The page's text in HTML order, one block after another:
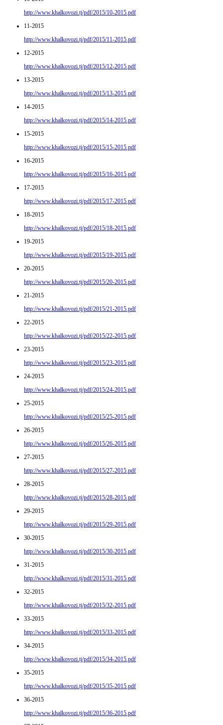
http://www.khalkovozi.tj/pdf/2015/10-2015.pdf
11-2015
http://www.khalkovozi.tj/pdf/2015/11-2015.pdf
12-2015
http://www.khalkovozi.tj/pdf/2015/12-2015.pdf
13-2015
http://www.khalkovozi.tj/pdf/2015/13-2015.pdf
14-2015
http://www.khalkovozi.tj/pdf/2015/14-2015.pdf
15-2015
http://www.khalkovozi.tj/pdf/2015/15-2015.pdf
16-2015
http://www.khalkovozi.tj/pdf/2015/16-2015.pdf
17-2015
http://www.khalkovozi.tj/pdf/2015/17-2015.pdf
18-2015
http://www.khalkovozi.tj/pdf/2015/18-2015.pdf
19-2015
http://www.khalkovozi.tj/pdf/2015/19-2015.pdf
20-2015
http://www.khalkovozi.tj/pdf/2015/20-2015.pdf
21-2015
http://www.khalkovozi.tj/pdf/2015/21-2015.pdf
22-2015
http://www.khalkovozi.tj/pdf/2015/22-2015.pdf
23-2015
http://www.khalkovozi.tj/pdf/2015/23-2015.pdf
24-2015
http://www.khalkovozi.tj/pdf/2015/24-2015.pdf
25-2015
http://www.khalkovozi.tj/pdf/2015/25-2015.pdf
26-2015
http://www.khalkovozi.tj/pdf/2015/26-2015.pdf
27-2015
http://www.khalkovozi.tj/pdf/2015/27-2015.pdf
28-2015
http://www.khalkovozi.tj/pdf/2015/28-2015.pdf
29-2015
http://www.khalkovozi.tj/pdf/2015/29-2015.pdf
30-2015
http://www.khalkovozi.tj/pdf/2015/30-2015.pdf
31-2015
http://www.khalkovozi.tj/pdf/2015/31-2015.pdf
32-2015
http://www.khalkovozi.tj/pdf/2015/32-2015.pdf
33-2015
http://www.khalkovozi.tj/pdf/2015/33-2015.pdf
34-2015
http://www.khalkovozi.tj/pdf/2015/34-2015.pdf
35-2015
http://www.khalkovozi.tj/pdf/2015/35-2015.pdf
36-2015
http://www.khalkovozi.tj/pdf/2015/36-2015.pdf